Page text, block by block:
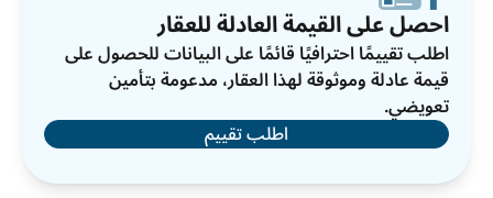
احصل على القيمة العادلة للعقار
اطلب تقييمًا احترافيًا قائمًا على البيانات للحصول على
قيمة عادلة وموثوقة لهذا العقار، مدعومة بتأمين
تعويضي.
اطلب تقييم